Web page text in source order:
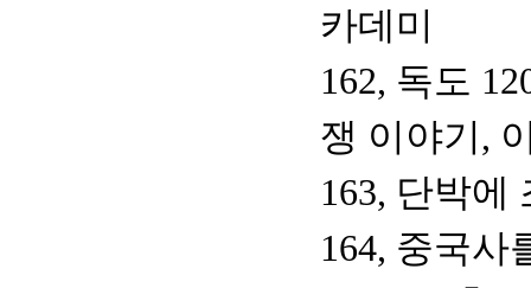
카데미
162, 독도
쟁 이야기,
163, 단박에
164, 중국사